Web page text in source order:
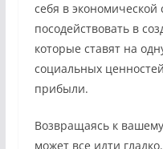
себя в
посодействовать в
которые ставят на
социальных
прибыли.
Возвращаясь к
может все идти